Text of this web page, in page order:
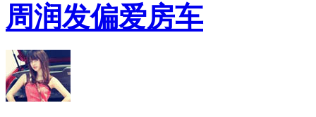
周润发偏爱房车